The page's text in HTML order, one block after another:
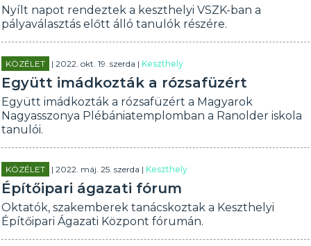
Nyílt napot rendeztek a keszthelyi VSZK-ban a
pályaválasztás előtt álló tanulók részére.
KÖZÉLET | 2022. okt. 19. szerda |Keszthely
Együtt imádkozták a rózsafüzért
Együtt imádkozták a rózsafüzért a Magyarok
Nagyasszonya Plébániatemplomban a Ranolder iskola
tanulói.
KÖZÉLET | 2022. máj. 25. szerda |Keszthely
Építőipari ágazati fórum
Oktatók, szakemberek tanácskoztak a Keszthelyi
Építőipari Ágazati Központ fórumán.